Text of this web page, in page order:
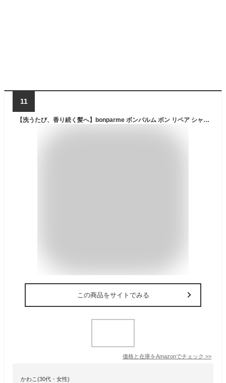
11
【洗うたび、香り続く髪へ】bonparme ボンパルム ボン リペア シャンプー トリートメント セット (ボトル)
この商品をサイトでみる
価格と在庫をAmazonでチェック >>
かわこ(30代・女性)